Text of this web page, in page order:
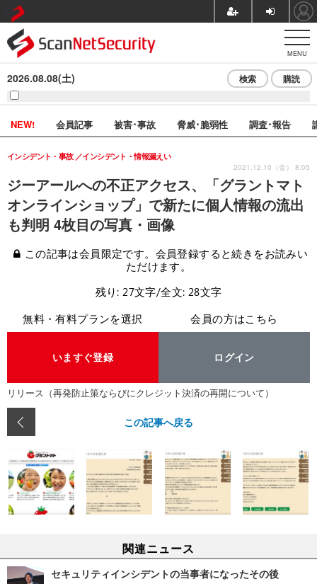
MENU
2026.08.08(土) 検索 購読
NEW! 会員記事 被害･事故 脅威･脆弱性 調査･報告
ジーアールへの不正アクセス、「グラントマト
オンラインショップ」で新たに個人情報の流出
も判明 4枚目の写真・画像
インシデント・事故 インシデント・情報漏えい
2021.12.10（金） 8:05
この記事は会員限定です。会員登録すると続きをお読みい
ただけます。
残り: 27文字/全文: 28文字
無料・有料プランを選択
いますぐ登録
会員の方はこちら
ログイン
リリース（再発防止策ならびにクレジット決済の再開について）
この記事へ戻る
関連ニュース
セキュリティインシデントの当事者になったその後